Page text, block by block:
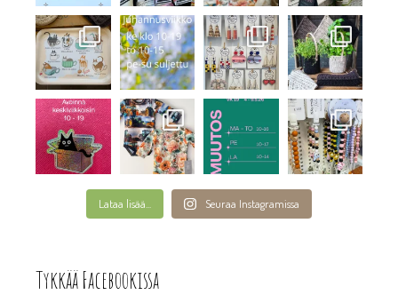
Lataa lisää... Seuraa Instagramissa
Tykkää Facebookissa